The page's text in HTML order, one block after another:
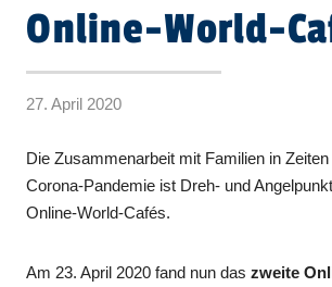
Online-World-
27. April 2020
Die Zusammenarbeit mit Familien in Zeiten
Corona-Pandemie ist Dreh- und
Online-World-Cafés.
Am 23. April 2020 fand nun daszweite